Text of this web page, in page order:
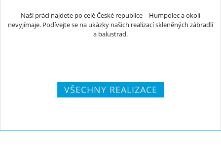
Naši práci najdete po celé České republice – Humpolec a okolí
nevyjímaje. Podívejte se na ukázky našich realizací skleněných zábradlí
a balustrad.
VŠECHNY REALIZACE